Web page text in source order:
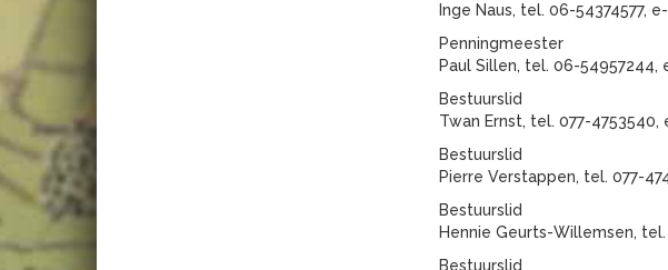
Inge Naus, tel. 06-54374577,
Penningmeester
Paul Sillen, tel. 06-54957244,
Bestuurslid
Twan Ernst, tel. 077-
Bestuurslid
Pierre Verstappen, tel. 077-
Bestuurslid
Hennie Geurts-Willemsen,
Bestuurslid